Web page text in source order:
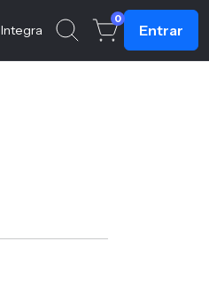
Integra
0
Entrar